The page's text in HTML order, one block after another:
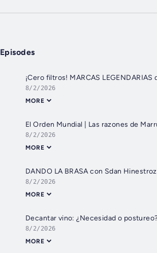
Episodes
¡Cero filtros! MARCAS
8/2/2026
MORE
El Orden Mundial | Las razones de
8/2/2026
MORE
DANDO LA BRASA con Sdan
8/2/2026
MORE
Decantar vino: ¿Necesidad o
8/2/2026
MORE